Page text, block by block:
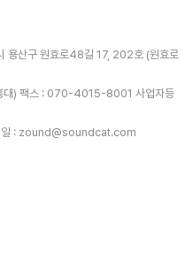
용산구 원효로48길 17, 202호 (원효로
) 팩스 : 070-4015-8001 사업자등
일 : zound@soundcat.com